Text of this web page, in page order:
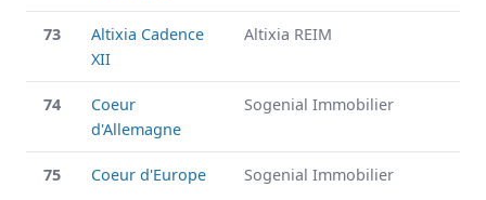
73
Altixia Cadence
XII
Altixia REIM
74
Coeur
d'Allemagne
Sogenial Immobilier
75 Coeur d'Europe Sogenial Immobilier